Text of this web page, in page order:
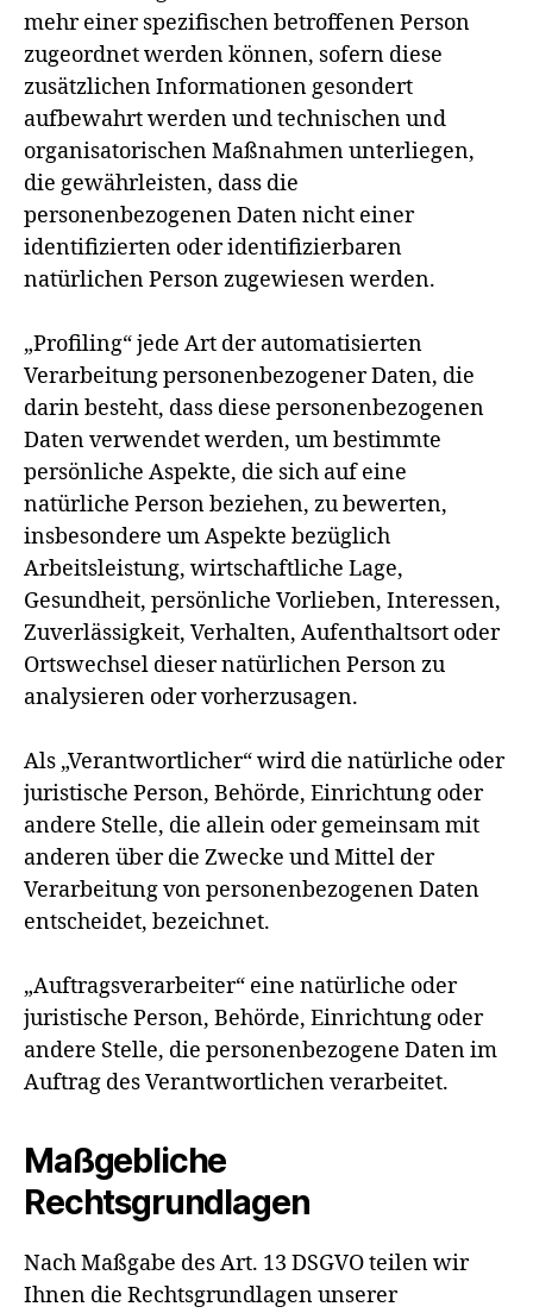
mehr einer spezifischen betroffenen Person
zugeordnet werden können, sofern diese
zusätzlichen Informationen gesondert
aufbewahrt werden und technischen und
organisatorischen Maßnahmen unterliegen,
die gewährleisten, dass die
personenbezogenen Daten nicht einer
identifizierten oder identifizierbaren
natürlichen Person zugewiesen werden.
„Profiling“ jede Art der automatisierten
Verarbeitung personenbezogener Daten, die
darin besteht, dass diese personenbezogenen
Daten verwendet werden, um bestimmte
persönliche Aspekte, die sich auf eine
natürliche Person beziehen, zu bewerten,
insbesondere um Aspekte bezüglich
Arbeitsleistung, wirtschaftliche Lage,
Gesundheit, persönliche Vorlieben, Interessen,
Zuverlässigkeit, Verhalten, Aufenthaltsort oder
Ortswechsel dieser natürlichen Person zu
analysieren oder vorherzusagen.
Als „Verantwortlicher“ wird die natürliche oder
juristische Person, Behörde, Einrichtung oder
andere Stelle, die allein oder gemeinsam mit
anderen über die Zwecke und Mittel der
Verarbeitung von personenbezogenen Daten
entscheidet, bezeichnet.
„Auftragsverarbeiter“ eine natürliche oder
juristische Person, Behörde, Einrichtung oder
andere Stelle, die personenbezogene Daten im
Auftrag des Verantwortlichen verarbeitet.
Maßgebliche
Rechtsgrundlagen
Nach Maßgabe des Art. 13 DSGVO teilen wir
Ihnen die Rechtsgrundlagen unserer